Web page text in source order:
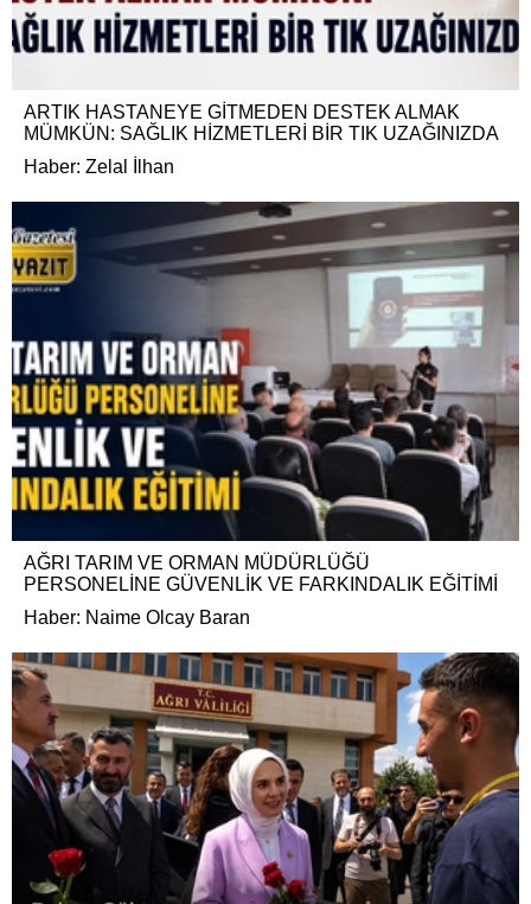
ARTIK HASTANEYE GİTMEDEN DESTEK ALMAK
MÜMKÜN: SAĞLIK HİZMETLERİ BİR TIK UZAĞINIZDA
Haber: Zelal İlhan
AĞRI TARIM VE ORMAN MÜDÜRLÜĞÜ
PERSONELİNE GÜVENLİK VE FARKINDALIK EĞİTİMİ
Haber: Naime Olcay Baran